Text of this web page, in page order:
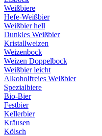
Weißbiere
Hefe-Weißbier
Weißbier hell
Dunkles Weißbier
Kristallweizen
Weizenbock
Weizen Doppelbock
Weißbier leicht
Alkoholfreies Weißbier
Spezialbiere
Bio-Bier
Festbier
Kellerbier
Kräusen
Kölsch